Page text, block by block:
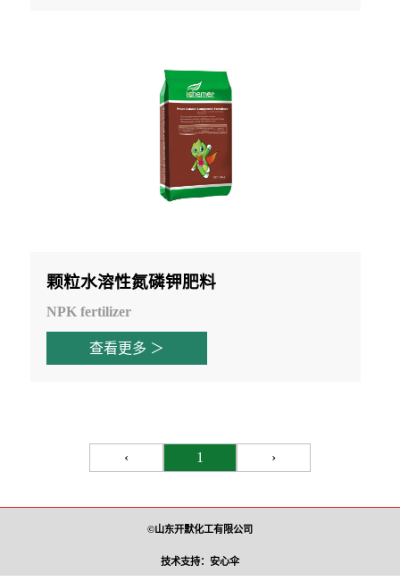
颗粒水溶性氮磷钾肥料
NPK fertilizer
查看更多 ＞
‹ 1 ›
©山东开默化工有限公司
技术支持：安心伞